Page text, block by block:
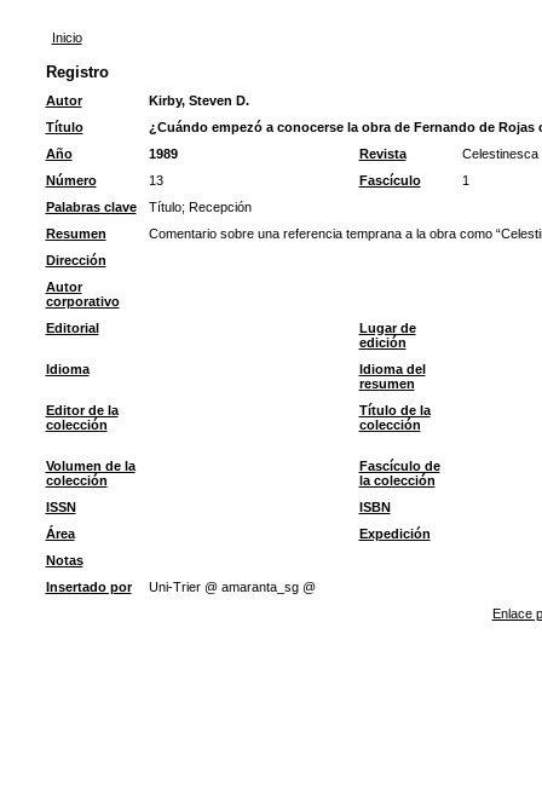
Inicio
Registro
Autor
Kirby, Steven D.
Título
¿Cuándo empezó a conocerse la obra de Fernando de Rojas
Año
1989 Revista
Celestinesca
Número
13 Fascículo
1
Palabras clave
Título; Recepción
Resumen
Comentario sobre una referencia temprana a la obra como
Dirección
Autor
corporativo
Editorial
Lugar de
edición
Idioma
Idioma del
resumen
Editor de la
colección
Título de la
colección
Volumen de la
colección
Fascículo de
la colección
ISSN
ISBN
Área
Expedición
Notas
Insertado por
Uni-Trier @ amaranta_sg @
Enlace